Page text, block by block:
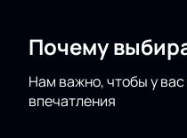
музыку С.В.
философские идеи
Вячеслав Окунев и
Почему
Нам важно, чтобы у
впечатления